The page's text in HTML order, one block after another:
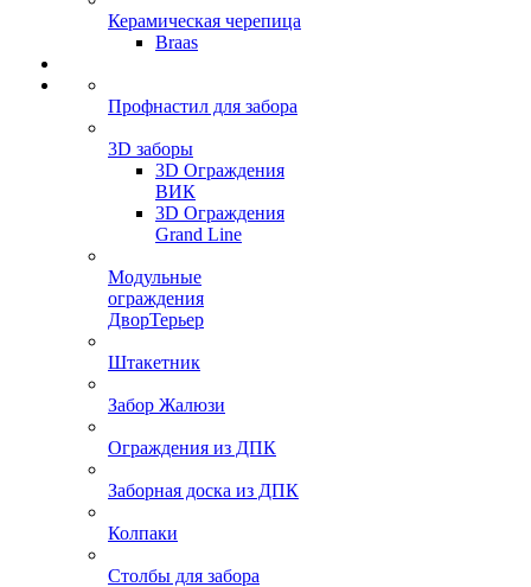
Керамическая черепица
Braas
Профнастил для забора
3D заборы
3D Ограждения
ВИК
3D Ограждения
Grand Line
Модульные
ограждения
ДворТерьер
Штакетник
Забор Жалюзи
Ограждения из ДПК
Заборная доска из ДПК
Колпаки
Столбы для забора